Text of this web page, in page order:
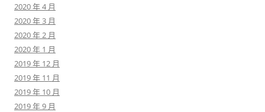
2020 年 4 月
2020 年 3 月
2020 年 2 月
2020 年 1 月
2019 年 12 月
2019 年 11 月
2019 年 10 月
2019 年 9 月